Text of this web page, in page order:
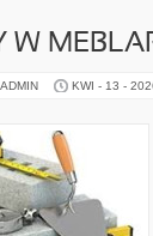
W
KWI - 13 -